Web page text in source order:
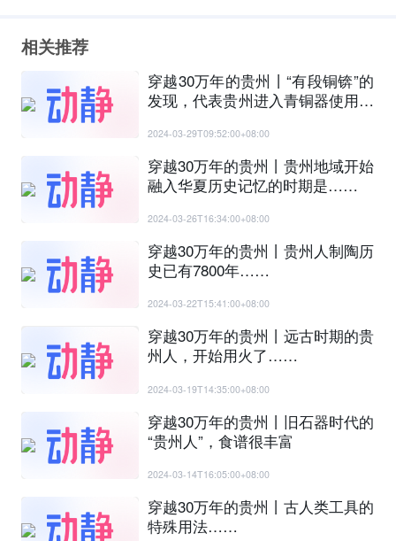
相关推荐
穿越30万年的贵州丨“有段铜锛”的
发现，代表贵州进入青铜器使用初
2024-03-29T09:52:00+08:00
穿越30万年的贵州丨贵州地域开始
融入华夏历史记忆的时期是……
2024-03-26T16:34:00+08:00
穿越30万年的贵州丨贵州人制陶历
史已有7800年……
2024-03-22T15:41:00+08:00
穿越30万年的贵州丨远古时期的贵
州人，开始用火了……
2024-03-19T14:35:00+08:00
穿越30万年的贵州丨旧石器时代的
“贵州人”，食谱很丰富
2024-03-14T16:05:00+08:00
穿越30万年的贵州丨古人类工具的
特殊用法……